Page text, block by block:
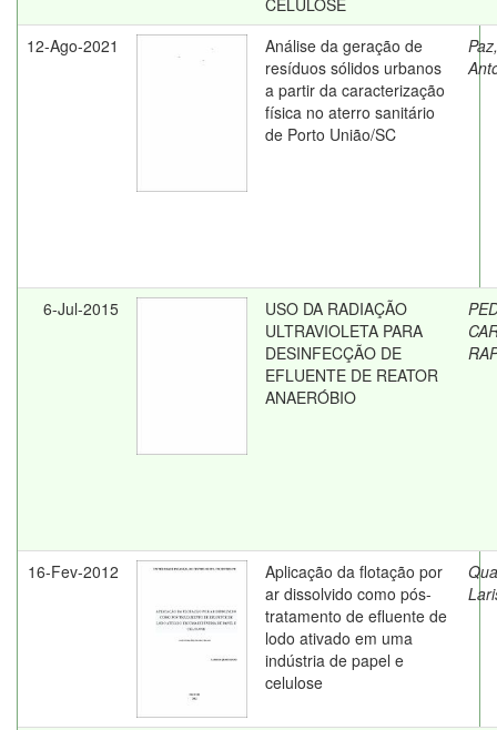
CELULOSE
12-Ago-2021
Análise da geração de
resíduos sólidos urbanos
a partir da caracterização
física no aterro sanitário
de Porto União/SC
6-Jul-2015
USO DA RADIAÇÃO
ULTRAVIOLETA PARA
DESINFECÇÃO DE
EFLUENTE DE REATOR
ANAERÓBIO
16-Fev-2012
Aplicação da flotação por
ar dissolvido como pós-
tratamento de efluente de
lodo ativado em uma
indústria de papel e
celulose